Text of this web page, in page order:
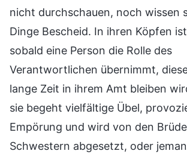
nicht durchschauen, noch wissen
Dinge Bescheid. In ihren Köpfen
sobald eine Person die Rolle des
Verantwortlichen übernimmt,
lange Zeit in ihrem Amt bleiben
sie begeht vielfältige Übel,
Empörung und wird von den
Schwestern abgesetzt, oder